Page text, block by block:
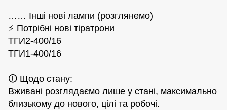
…… Інші нові лампи (розглянемо)
⚡ Потрібні нові тіратрони
ТГИ2-400/16
ТГИ1-400/16
🛈 Щодо стану:
Вживані розглядаємо лише у стані, максимально
близькому до нового, цілі та робочі.